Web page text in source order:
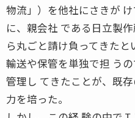
物流」）を他社にさきが
に、親会社 である日立製
ら丸ごと請け負ってきたと
輸送や保管を単独で担 う
管理し てきたことが、既
力を培った。